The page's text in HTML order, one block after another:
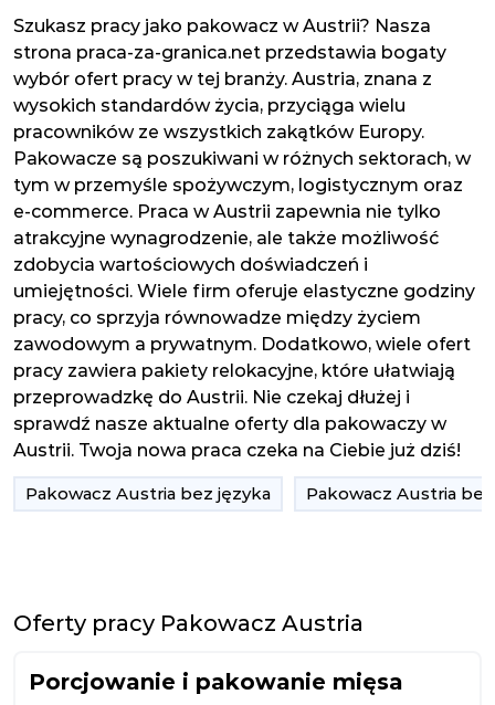
Szukasz pracy jako pakowacz w Austrii? Nasza
strona praca-za-granica.net przedstawia bogaty
wybór ofert pracy w tej branży. Austria, znana z
wysokich standardów życia, przyciąga wielu
pracowników ze wszystkich zakątków Europy.
Pakowacze są poszukiwani w różnych sektorach, w
tym w przemyśle spożywczym, logistycznym oraz
e-commerce. Praca w Austrii zapewnia nie tylko
atrakcyjne wynagrodzenie, ale także możliwość
zdobycia wartościowych doświadczeń i
umiejętności. Wiele firm oferuje elastyczne godziny
pracy, co sprzyja równowadze między życiem
zawodowym a prywatnym. Dodatkowo, wiele ofert
pracy zawiera pakiety relokacyjne, które ułatwiają
przeprowadzkę do Austrii. Nie czekaj dłużej i
sprawdź nasze aktualne oferty dla pakowaczy w
Austrii. Twoja nowa praca czeka na Ciebie już dziś!
Pakowacz Austria bez języka Pakowacz Austria
Oferty pracy Pakowacz Austria
Porcjowanie i pakowanie mięsa